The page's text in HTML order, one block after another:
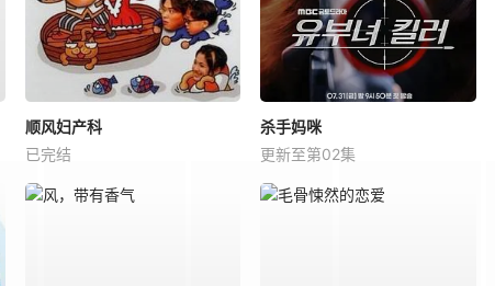
顺风妇产科
已完结
杀手妈咪
更新至第02集